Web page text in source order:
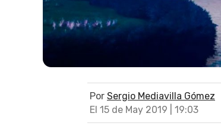
Por Sergio Mediavilla Gómez
El 15 de May 2019 | 19:03